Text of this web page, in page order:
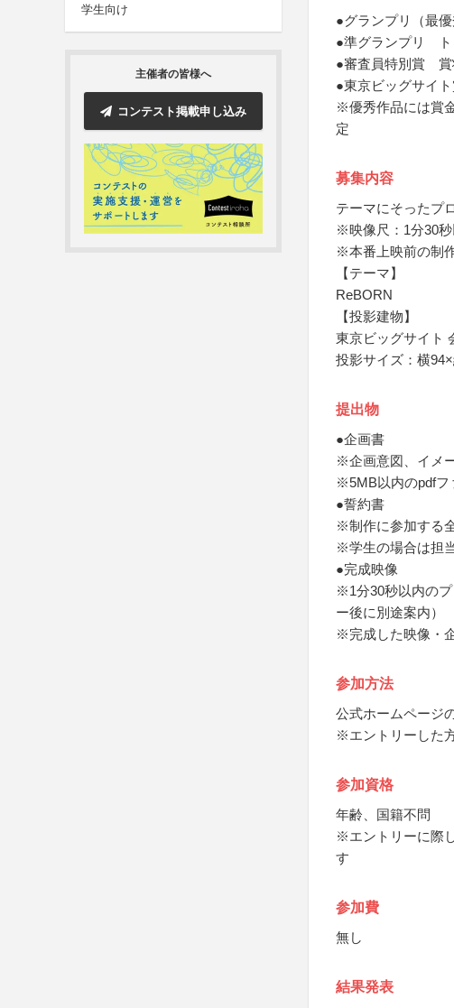
学生向け
主催者の皆様へ
コンテスト掲載申し込み
●グランプリ（最
●準グランプリ ト
●審査員特別賞 賞
●東京ビッグサイ
※優秀作品には賞
定
募集内容
テーマにそったプ
※映像尺：1分30秒
※本番上映前の制
【テーマ】
ReBORN
【投影建物】
東京ビッグサイト
投影サイズ：横
提出物
●企画書
※企画意図、イメ
※5MB以内のpdfフ
●誓約書
※制作に参加する
※学生の場合は担
●完成映像
※1分30秒以内のプ
ー後に別途案内）
※完成した映像・
参加方法
公式ホームページ
※エントリーした
参加資格
年齢、国籍不問
※エントリーに際
す
参加費
無し
結果発表